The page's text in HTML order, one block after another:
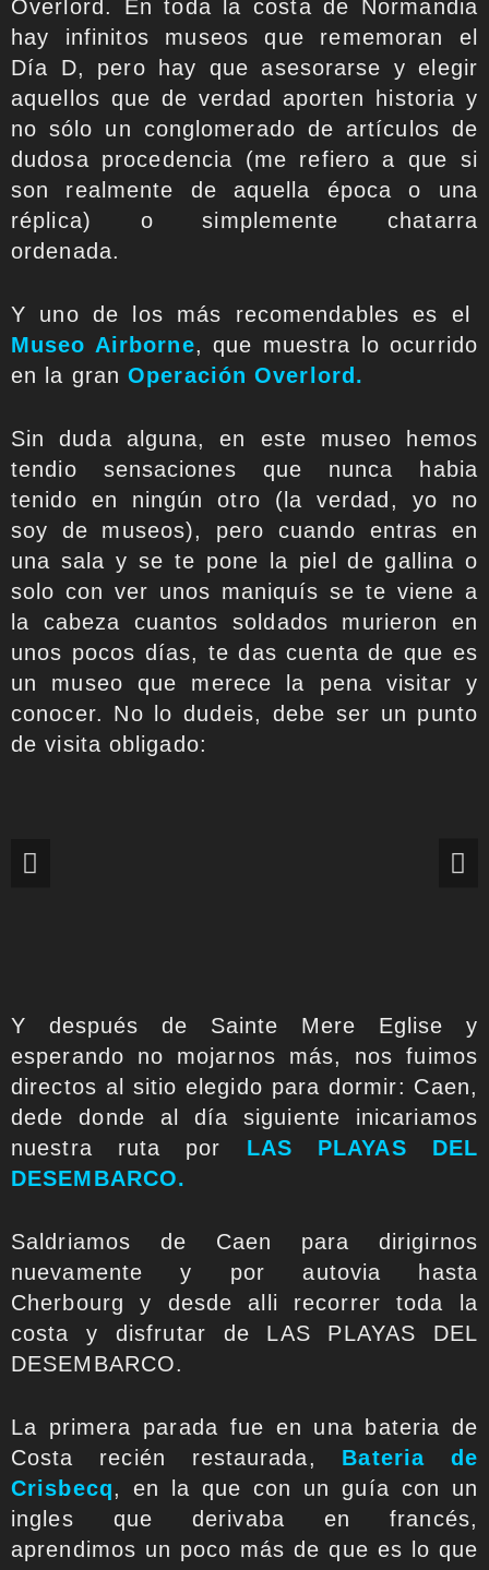
Overlord. En toda la costa de Normandia
hay infinitos museos que rememoran el
Día D, pero hay que asesorarse y elegir
aquellos que de verdad aporten historia y
no sólo un conglomerado de artículos de
dudosa procedencia (me refiero a que si
son realmente de aquella época o una
réplica) o simplemente chatarra
ordenada.
Y uno de los más recomendables es el
Museo Airborne, que muestra lo ocurrido
en la granOperación Overlord.
Sin duda alguna, en este museo hemos
tendio sensaciones que nunca habia
tenido en ningún otro (la verdad, yo no
soy de museos), pero cuando entras en
una sala y se te pone la piel de gallina o
solo con ver unos maniquís se te viene a
la cabeza cuantos soldados murieron en
unos pocos días, te das cuenta de que es
un museo que merece la pena visitar y
conocer. No lo dudeis, debe ser un punto
de visita obligado:
Y después de Sainte Mere Eglise y
esperando no mojarnos más, nos fuimos
directos al sitio elegido para dormir: Caen,
dede donde al día siguiente inicariamos
nuestra ruta por LAS PLAYAS DEL
DESEMBARCO.
Saldriamos de Caen para dirigirnos
nuevamente y por autovia hasta
Cherbourg y desde alli recorrer toda la
costa y disfrutar de LAS PLAYAS DEL
DESEMBARCO.
La primera parada fue en una bateria de
Costa recién restaurada, Bateria de
Crisbecq, en la que con un guía con un
ingles que derivaba en francés,
aprendimos un poco más de que es lo que